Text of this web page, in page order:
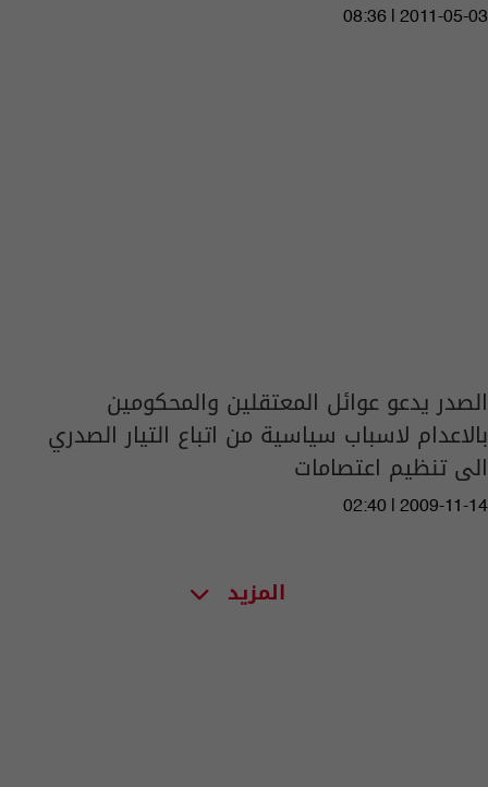
08:36 | 2011-05-03
الصدر يدعو عوائل المعتقلين والمحكومين
بالاعدام لاسباب سياسية من اتباع التيار الصدري
الى تنظيم اعتصامات
02:40 | 2009-11-14
المزيد